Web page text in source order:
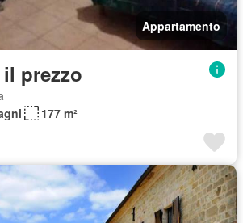
Appartamento
prezzo
177 m²